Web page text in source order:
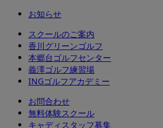
お知らせ
スクールのご案内
香川グリーンゴルフ
本郷台ゴルフセンター
義澤ゴルフ練習場
INGゴルフアカデミー
お問合わせ
無料体験スクール
キャディスタッフ募集